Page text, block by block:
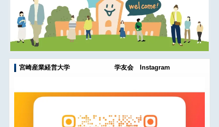
宮崎産業経営大学 学友会 Instagram